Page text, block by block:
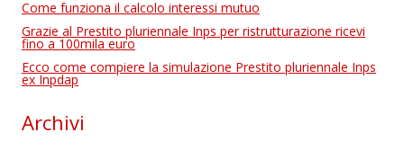
e
r
:
Come funziona il calcolo interessi mutuo
Grazie al Prestito pluriennale Inps per ristrutturazione ricevi
fino a 100mila euro
Ecco come compiere la simulazione Prestito pluriennale Inps
ex Inpdap
Archivi